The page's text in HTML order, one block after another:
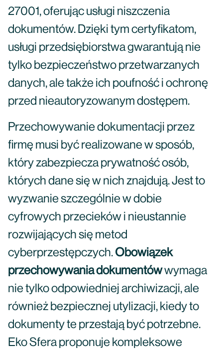
27001, oferując usługi niszczenia
dokumentów. Dzięki tym certyfikatom,
usługi przedsiębiorstwa gwarantują nie
tylko bezpieczeństwo przetwarzanych
danych, ale także ich poufność i ochronę
przed nieautoryzowanym dostępem.
Przechowywanie dokumentacji przez
firmę musi być realizowane w sposób,
który zabezpiecza prywatność osób,
których dane się w nich znajdują. Jest to
wyzwanie szczególnie w dobie
cyfrowych przecieków i nieustannie
rozwijających się metod
cyberprzestępczych. Obowiązek
przechowywania dokumentówwymaga
nie tylko odpowiedniej archiwizacji, ale
również bezpiecznej utylizacji, kiedy to
dokumenty te przestają być potrzebne.
Eko Sfera proponuje kompleksowe